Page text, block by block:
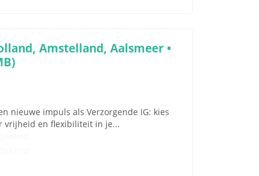
Amstelland, Aalsmeer •
nieuwe impuls als Verzorgende IG: kies
vrijheid en flexibiliteit in je...